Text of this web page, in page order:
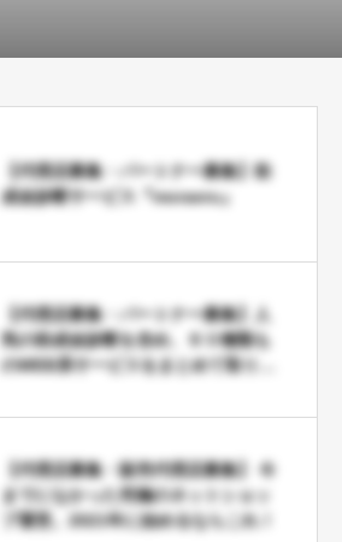
【代理店募集・パートナー募集】助
成金診断サービス『moraeru』
【代理店募集・パートナー募集】人
気の助成金診断を含め、６０種類も
のWEB系サービスをまとめて取り扱
【代理店募集・販売代理店募集】 今
までになかった究極のネットショッ
プ運営。2021年に始めるならこれ！